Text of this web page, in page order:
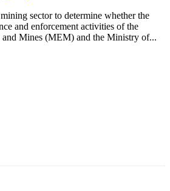
sector to determine whether the
and enforcement activities of the
Mines (MEM) and the Ministry of...